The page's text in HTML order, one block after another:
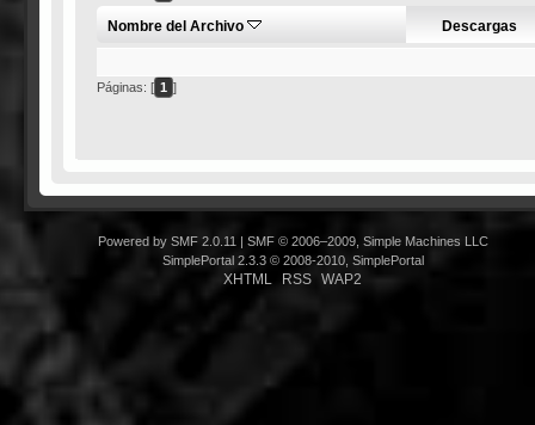
Nombre del Archivo Descargas
Páginas: [ 1 ]
Powered by SMF 2.0.11
SMF © 2006–2009, Simple Machines LLC
SimplePortal 2.3.3 © 2008-2010, SimplePortal
XHTML RSS WAP2